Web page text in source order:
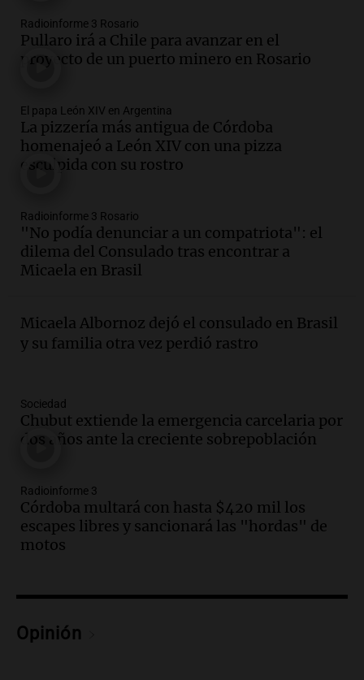
Febrero al 6100 y terminó
hospitalizado
Noticias Rosario
Audio.Córdoba multará con hasta $420
mil los escapes libres y sancionará las
"hordas" de motos
Radioinforme 3
corrupción con testimonios que
exponen graves irregularidades
Noticias
Episodios
delincuentes asaltan tres comercios en
una sola noche
Audio.
Central refleja tensiones políticas y
económicos en Argentina
Audio.
propiedad privada: "Hay mucho relato y
poca lectura"
Noticias Rosario
Audio.León XIV prioriza su visita a Perú
Argentina
Radioinforme 3 Rosario
Pullaro irá a Chile para avanzar en el
proyecto de un puerto minero en Rosario
El papa León XIV en Argentina
La pizzería más antigua de Córdoba
homenajeó a León XIV con una pizza
esculpida con su rostro
Radioinforme 3 Rosario
"No podía denunciar a un compatriota": el
dilema del Consulado tras encontrar a
Micaela en Brasil
Micaela Albornoz dejó el consulado en Brasil
y su familia otra vez perdió rastro
Sociedad
Chubut extiende la emergencia carcelaria por
dos años ante la creciente sobrepoblación
Radioinforme 3
Córdoba multará con hasta $420 mil los
escapes libres y sancionará las "hordas" de
motos
Opinión